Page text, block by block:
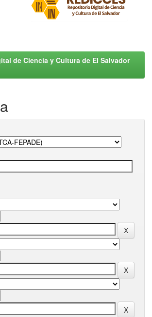
de Ciencia y Cultura de El Salvador